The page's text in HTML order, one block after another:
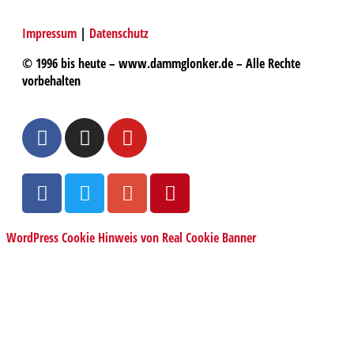
Impressum | Datenschutz
© 1996 bis heute – www.dammglonker.de – Alle Rechte
vorbehalten
WordPress Cookie Hinweis von Real Cookie Banner